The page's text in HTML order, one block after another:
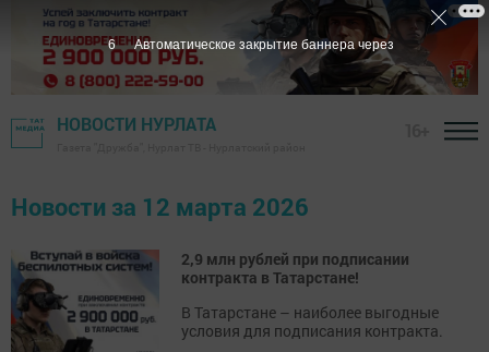
НОВОСТИ НУРЛАТА
Новости за 12 марта 2026
2,9 млн рублей при подписании
контракта в Татарстане!
В Татарстане – наиболее выгодные
условия для подписания контракта.
5 Автоматическое закрытие баннера через